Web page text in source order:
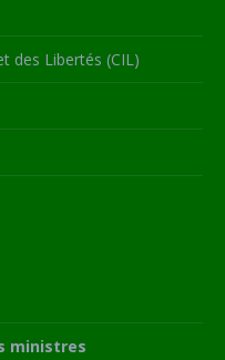
des Libertés (CIL)
ministres